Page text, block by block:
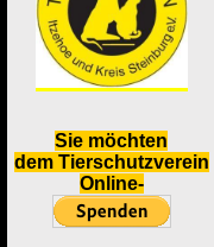
Sie möchten
dem Tierschutzverein
Online-